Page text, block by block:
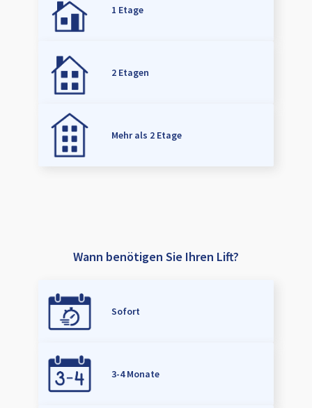
1 Etage
2 Etagen
Mehr als 2 Etage
Wann benötigen Sie Ihren Lift?
Sofort
3-4 Monate